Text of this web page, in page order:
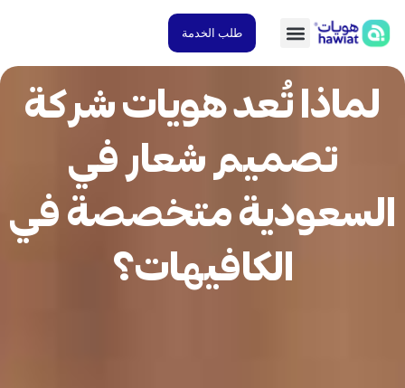
طلب الخدمة
تُعد هويات شركة
تصميم شعار في
متخصصة في
الكافيهات؟